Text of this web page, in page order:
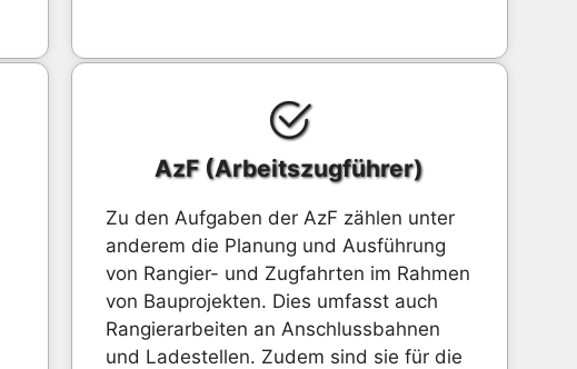
AzF (Arbeitszugführer)
Zu den Aufgaben der AzF zählen unter
anderem die Planung und Ausführung
von Rangier- und Zugfahrten im Rahmen
von Bauprojekten. Dies umfasst auch
Rangierarbeiten an Anschlussbahnen
und Ladestellen. Zudem sind sie für die